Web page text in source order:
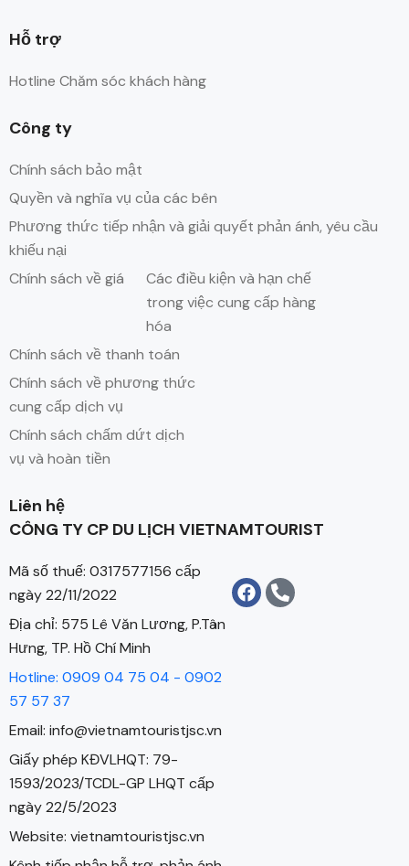
Hỗ trợ
Hotline Chăm sóc khách hàng
Công ty
Chính sách bảo mật
Quyền và nghĩa vụ của các bên
Phương thức tiếp nhận và giải quyết phản ánh, yêu cầu
khiếu nại
Chính sách về giá
Các điều kiện và hạn chế
trong việc cung cấp hàng
hóa
Chính sách về thanh toán
Chính sách về phương thức
cung cấp dịch vụ
Chính sách chấm dứt dịch
vụ và hoàn tiền
Liên hệ
CÔNG TY CP DU LỊCH VIETNAMTOURIST
Mã số thuế: 0317577156 cấp
ngày 22/11/2022
Địa chỉ: 575 Lê Văn Lương, P.Tân
Hưng, TP. Hồ Chí Minh
Hotline: 0909 04 75 04 - 0902
57 57 37
Email: info@vietnamtouristjsc.vn
Giấy phép KĐVLHQT: 79-
1593/2023/TCDL-GP LHQT cấp
ngày 22/5/2023
Website: vietnamtouristjsc.vn